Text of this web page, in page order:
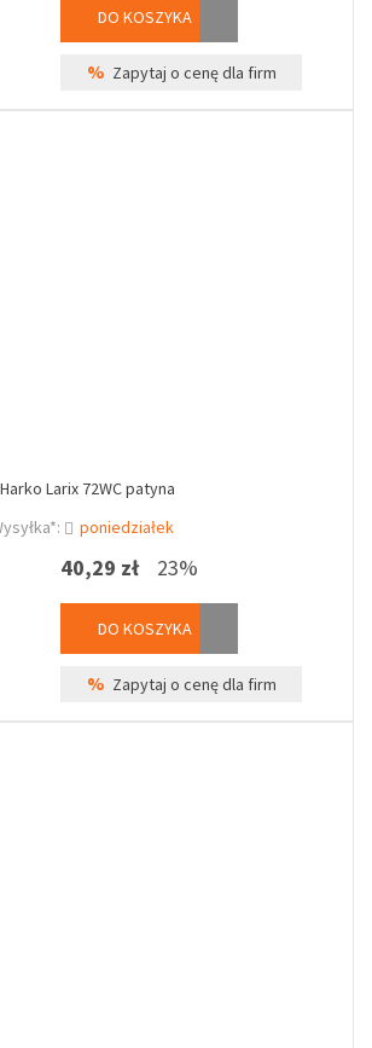
DO KOSZYKA
% Zapytaj o cenę dla firm
Larix 72WC patyna
poniedziałek
40,29 zł 23%
DO KOSZYKA
% Zapytaj o cenę dla firm